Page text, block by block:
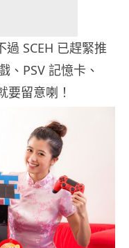
SCEH 已趕緊推
、PSV 記憶卡、
要留意喇！